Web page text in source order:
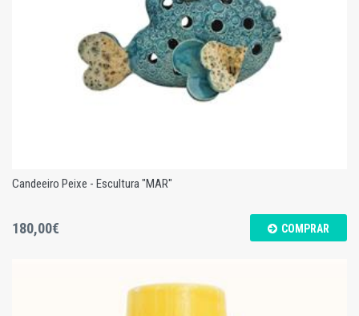
Candeeiro Peixe - Escultura "MAR"
180,00€ COMPRAR